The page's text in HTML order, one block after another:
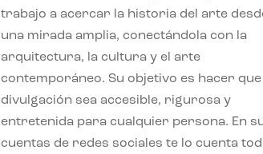
trabajo a acercar la historia del arte
una mirada amplia, conectándola con la
arquitectura, la cultura y el arte
contemporáneo. Su objetivo es hacer que
divulgación sea accesible, rigurosa y
entretenida para cualquier persona. En
cuentas de redes sociales te lo cuenta